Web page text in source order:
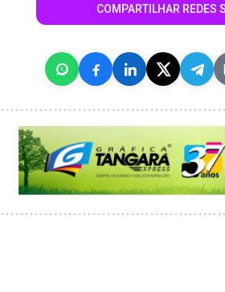
COMPARTILHAR REDES